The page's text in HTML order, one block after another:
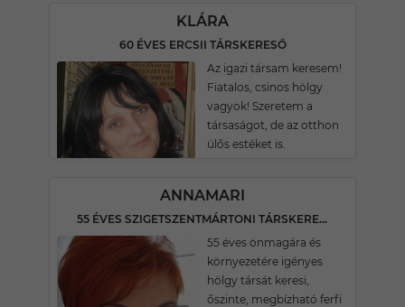
KLÁRA
60 ÉVES ERCSII TÁRSKERESŐ
Az igazi társam keresem!
Fiatalos, csinos hölgy
vagyok! Szeretem a
társaságot, de az otthon
ülős estéket is.
ANNAMARI
55 ÉVES SZIGETSZENTMÁRTONI TÁRSKERESŐ
55 éves önmagára és
környezetére igényes
hölgy társát keresi,
őszinte, megbízható ferfi